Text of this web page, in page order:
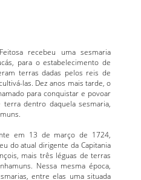
recebeu uma sesmaria
para o estabelecimento de
terras dadas pelos reis de
las. Dez anos mais tarde, o
para conquistar e povoar
dentro daquela sesmaria,
em 13 de março de 1724,
do atual dirigente da Capitania
mais três léguas de terras
Nessa mesma época,
entre elas uma situada